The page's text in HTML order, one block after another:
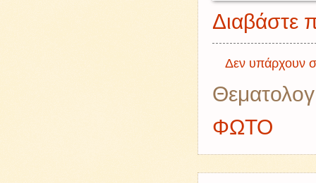
Διαβάστε
Δεν υπάρχουν
ΦΩΤΟ